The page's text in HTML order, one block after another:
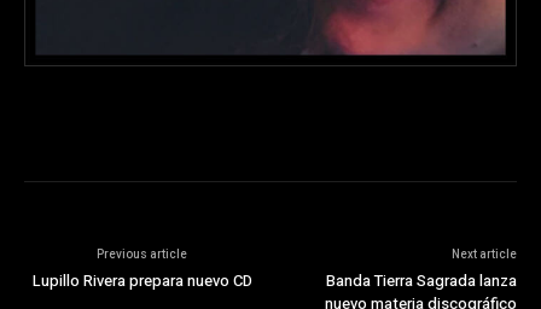
Previous article
Lupillo Rivera prepara nuevo CD
Next article
Banda Tierra Sagrada lanza
nuevo materia discográfico